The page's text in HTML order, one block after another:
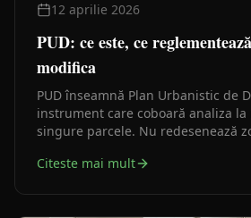
12 aprilie 2026
PUD: ce este, ce
modifica
PUD înseamnă Plan Urbanistic de
instrument care coboară analiza
singure parcele. Nu redesenează
superior.
Citeste mai mult